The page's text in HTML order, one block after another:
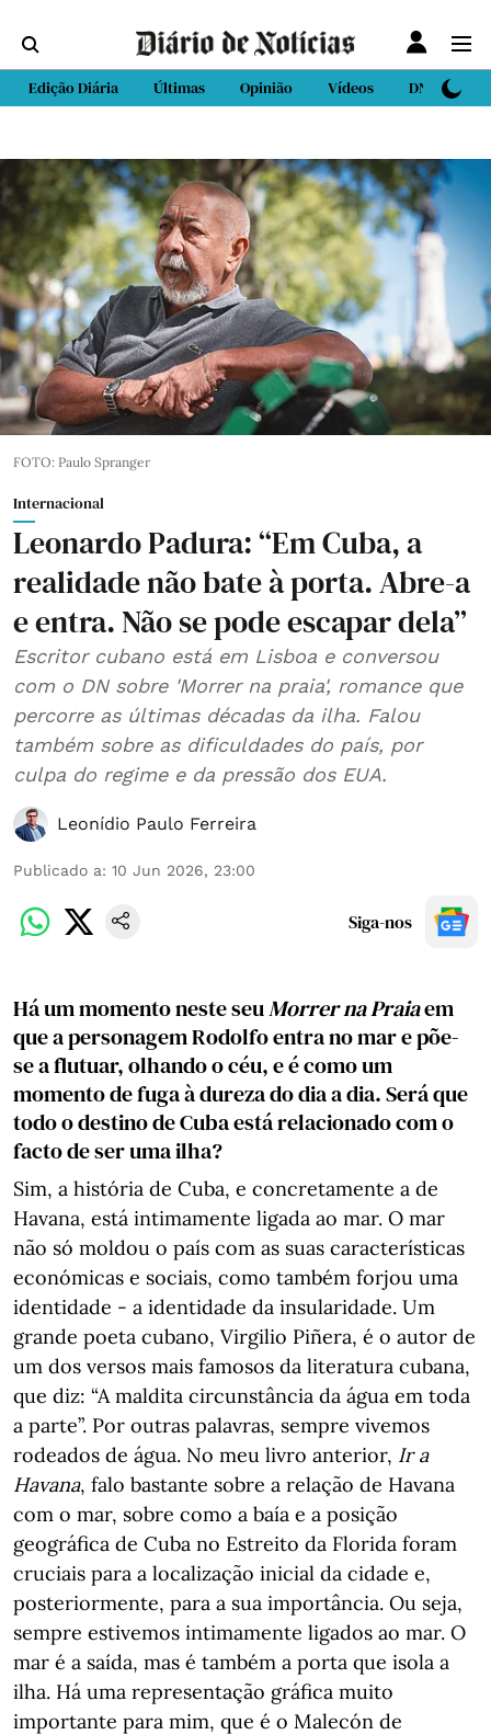
Edição Diária Últimas Opinião Vídeos DN Sport
FOTO: Paulo Spranger
Internacional
Leonardo Padura: “Em Cuba, a
realidade não bate à porta. Abre-a
e entra. Não se pode escapar dela”
Escritor cubano está em Lisboa e conversou
com o DN sobre 'Morrer na praia', romance que
percorre as últimas décadas da ilha. Falou
também sobre as dificuldades do país, por
culpa do regime e da pressão dos EUA.
Leonídio Paulo Ferreira
Publicado a: 10 Jun 2026, 23:00
Siga-nos
Há um momento neste seuMorrer na Praiaem
que a personagem Rodolfo entra no mar e põe-
se a flutuar, olhando o céu, e é como um
momento de fuga à dureza do dia a dia. Será que
todo o destino de Cuba está relacionado com o
facto de ser uma ilha?
Sim, a história de Cuba, e concretamente a de
Havana, está intimamente ligada ao mar. O mar
não só moldou o país com as suas características
económicas e sociais, como também forjou uma
identidade - a identidade da insularidade. Um
grande poeta cubano, Virgilio Piñera, é o autor de
um dos versos mais famosos da literatura cubana,
que diz: “A maldita circunstância da água em toda
a parte”. Por outras palavras, sempre vivemos
rodeados de água. No meu livro anterior, Ir a
Havana, falo bastante sobre a relação de Havana
com o mar, sobre como a baía e a posição
geográfica de Cuba no Estreito da Florida foram
cruciais para a localização inicial da cidade e,
posteriormente, para a sua importância. Ou seja,
sempre estivemos intimamente ligados ao mar. O
mar é a saída, mas é também a porta que isola a
ilha. Há uma representação gráfica muito
importante para mim, que é o Malecón de